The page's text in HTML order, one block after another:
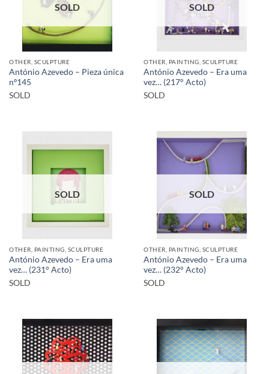
SOLD
OTHER, SCULPTURE
António Azevedo – Pieza única
nº145
SOLD
SOLD
OTHER, PAINTING, SCULPTURE
António Azevedo – Era uma
vez… (217° Acto)
SOLD
SOLD
OTHER, PAINTING, SCULPTURE
António Azevedo – Era uma
vez… (231° Acto)
SOLD
SOLD
OTHER, PAINTING, SCULPTURE
António Azevedo – Era uma
vez… (232° Acto)
SOLD